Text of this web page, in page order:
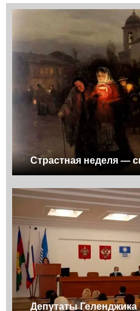
Страстная неделя —
Депутаты